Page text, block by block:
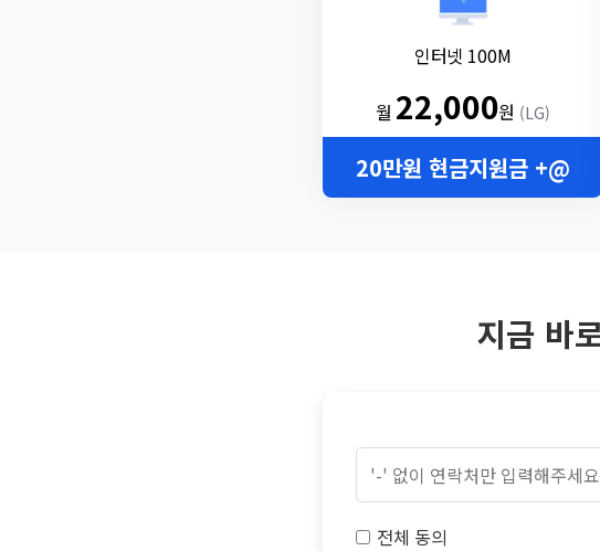
인터넷 100M
월 22,000원 (LG)
20만원 현금지원금 +@
지금 바
전체 동의